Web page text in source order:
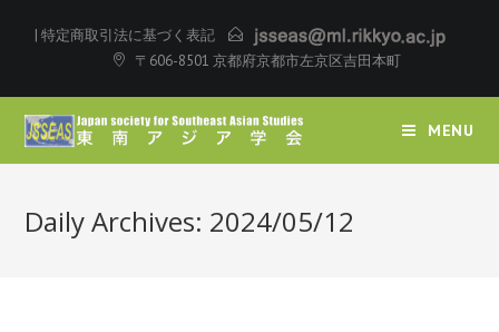
| 特定商取引法に基づく表記
〒606-8501 京都府京都市左京区吉田本町
MENU
Daily Archives: 2024/05/12